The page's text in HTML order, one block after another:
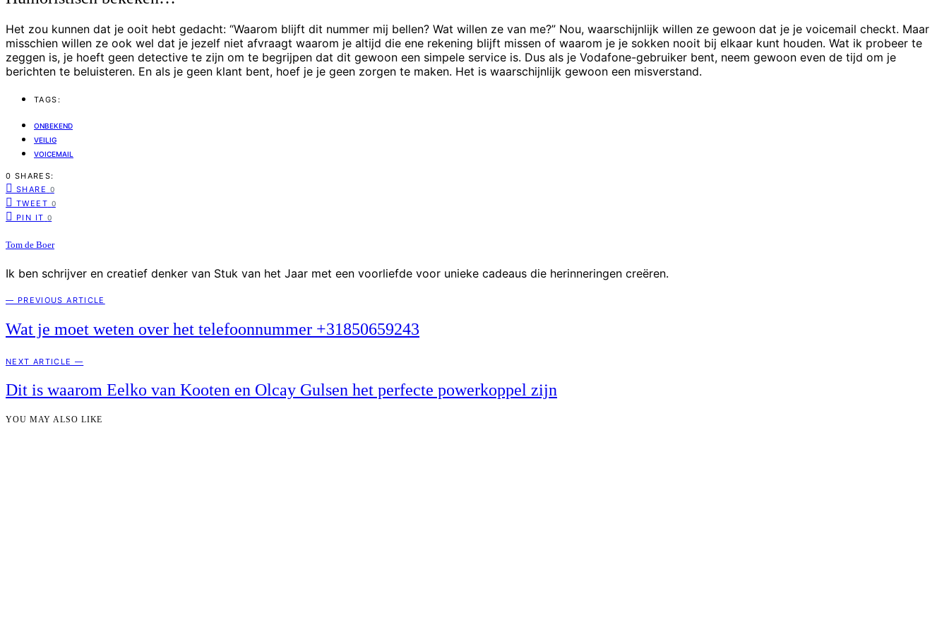
Het zou kunnen dat je ooit hebt gedacht: “Waarom blijft dit nummer mij bellen? Wat willen ze van me?” Nou, waarschijnlijk willen ze gewoon dat je je voicemail checkt. Maar
misschien willen ze ook wel dat je jezelf niet afvraagt waarom je altijd die ene rekening blijft missen of waarom je je sokken nooit bij elkaar kunt houden. Wat ik probeer te
zeggen is, je hoeft geen detective te zijn om te begrijpen dat dit gewoon een simpele service is. Dus als je Vodafone-gebruiker bent, neem gewoon even de tijd om je
berichten te beluisteren. En als je geen klant bent, hoef je je geen zorgen te maken. Het is waarschijnlijk gewoon een misverstand.
TAGS:
ONBEKEND
VEILIG
VOICEMAIL
0 SHARES:
SHARE 0
TWEET 0
PIN IT 0
Tom de Boer
Ik ben schrijver en creatief denker van Stuk van het Jaar met een voorliefde voor unieke cadeaus die herinneringen creëren.
— PREVIOUS ARTICLE
Wat je moet weten over het telefoonnummer +31850659243
NEXT ARTICLE —
Dit is waarom Eelko van Kooten en Olcay Gulsen het perfecte powerkoppel zijn
YOU MAY ALSO LIKE